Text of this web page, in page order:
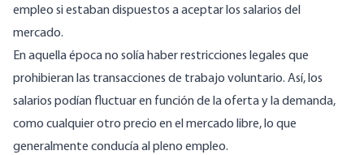
empleo si estaban dispuestos a aceptar los salarios del
mercado.
En aquella época no solía haber restricciones legales que
prohibieran las transacciones de trabajo voluntario. Así, los
salarios podían fluctuar en función de la oferta y la demanda,
como cualquier otro precio en el mercado libre, lo que
generalmente conducía al pleno empleo.